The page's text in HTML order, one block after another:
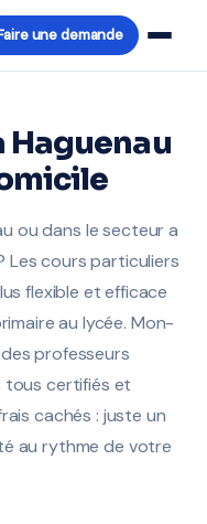
une demande
Haguenau
ou dans le secteur a
Les cours particuliers
flexible et efficace
au lycée. Mon-
professeurs
tous certifiés et
cachés : juste un
au rythme de votre